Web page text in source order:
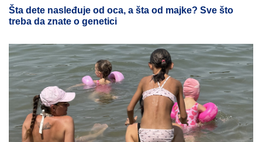
Šta dete nasleđuje od oca, a šta od majke? Sve što
treba da znate o genetici